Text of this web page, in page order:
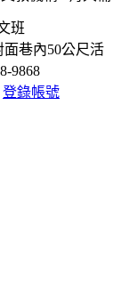
班
巷內50公尺活
9868
登錄帳號